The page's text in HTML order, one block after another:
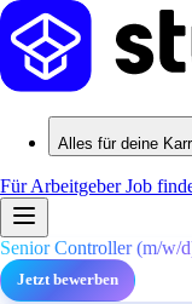
Alles für deine
Für ArbeitgeberJob
Senior Controller (m/w/
Jetzt bewerben